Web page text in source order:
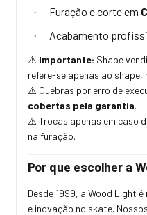
· Furação e corte em
· Acabamento
⚠️ Importante: Shape
refere-se apenas ao
⚠️ Quebras por erro de
cobertas pela garantia.
⚠️ Trocas apenas em caso
na furação.
Por que escolher a
Desde 1999, a Wood Light
e inovação no skate.